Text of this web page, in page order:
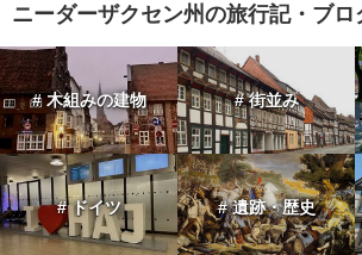
ニーダーザクセン州の旅行記・ブロ
# 木組みの建物 # 街並み
# ドイツ # 遺跡・歴史
ド
イ
ツ
へ
戻
る